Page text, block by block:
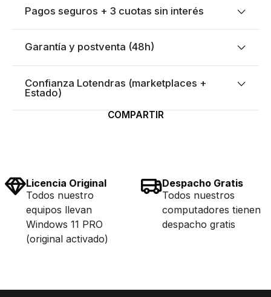
Pagos seguros + 3 cuotas sin interés
Garantía y postventa (48h)
Confianza Lotendras (marketplaces +
Estado)
COMPARTIR
Licencia Original
Todos nuestro
equipos llevan
Windows 11 PRO
(original activado)
Despacho Gratis
Todos nuestros
computadores tienen
despacho gratis